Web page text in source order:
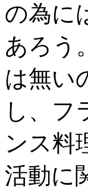
の為に
あろう
は無い
し、フ
ンス料
活動に